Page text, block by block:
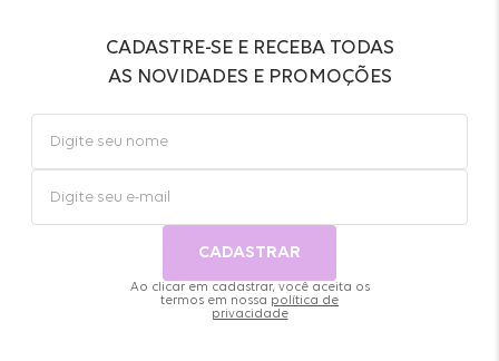
CADASTRE-SE E RECEBA TODAS
AS NOVIDADES E PROMOÇÕES
CADASTRAR
Ao clicar em cadastrar, você aceita os
termos em nossa política de
privacidade